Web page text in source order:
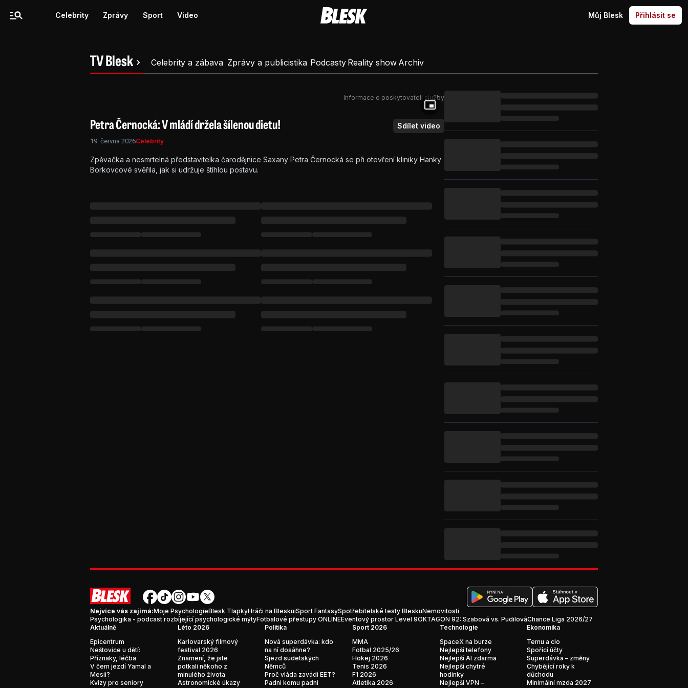
Celebrity Zprávy Sport Video Můj Blesk Přihlásit se
TV Blesk Celebrity a zábava Zprávy a publicistika Podcasty Reality show Archiv
Informace o poskytovateli služby
Petra Černocká: V mládí držela šílenou dietu! Sdílet video
19. června 2026Celebrity
Zpěvačka a nesmrtelná představitelka čarodějnice Saxany Petra Černocká se při otevření kliniky Hanky
Borkovcové svěřila, jak si udržuje štíhlou postavu.
Nejvíce vás zajímá:Moje PsychologieBlesk TlapkyHráči na BleskuiSport FantasySpotřebitelské testy BleskuNemovitosti
Psychologika - podcast rozbíjející psychologické mýtyFotbalové přestupy ONLINEEventový prostor Level 9OKTAGON 92: Szabová vs. PudilováChance Liga 2026/27
Aktuálně
Epicentrum
Neštovice u dětí:
Příznaky, léčba
V čem jezdí Yamal a
Mesii?
Kvízy pro seniory
Léto 2026
Karlovarský filmový
festival 2026
Znamení, že jste
potkali někoho z
minulého života
Astronomické úkazy
Politika
Nová superdávka: kdo
na ní dosáhne?
Sjezd sudetských
Němců
Proč vláda zavádí EET?
Padni komu padni
Sport 2026
MMA
Fotbal 2025/26
Hokej 2026
Tenis 2026
F1 2026
Atletika 2026
Technologie
SpaceX na burze
Nejlepší telefony
Nejlepší AI zdarma
Nejlepší chytré
hodinky
Nejlepší VPN –
Ekonomika
Temu a clo
Spořící účty
Superdávka – změny
Chybějící roky k
důchodu
Minimální mzda 2027